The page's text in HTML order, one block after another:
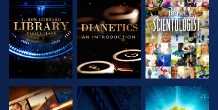
UTFORSK
SERIEN
UTFORSK
SERIEN
SE